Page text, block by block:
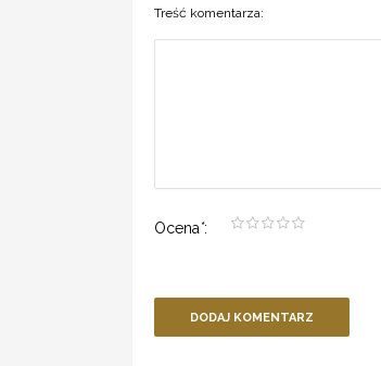
Treść komentarza:
Ocena*:
DODAJ KOMENTARZ